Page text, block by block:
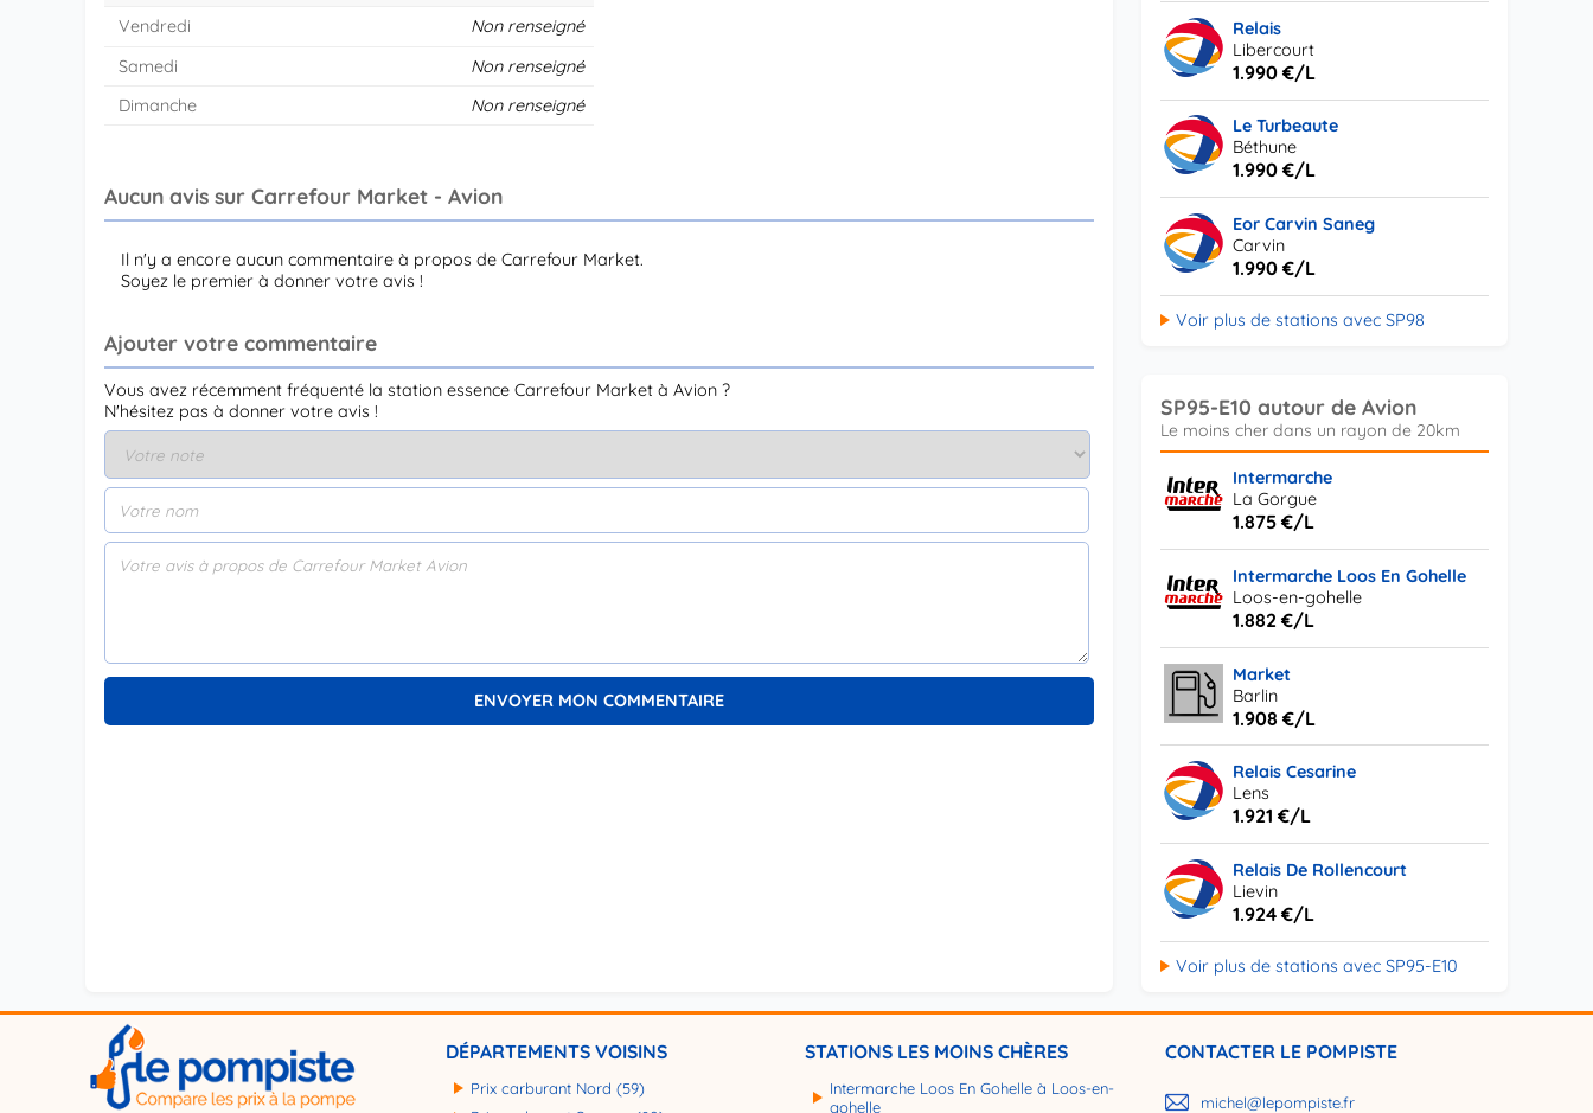
Vendredi
Non renseigné
Samedi
Non renseigné
Dimanche
Non renseigné
Aucun avis sur Carrefour Market - Avion
Il n'y a encore aucun commentaire à propos de Carrefour Market.
Soyez le premier à donner votre avis !
Ajouter votre commentaire
Vous avez récemment fréquenté la station essence Carrefour Market à Avion ?
N'hésitez pas à donner votre avis !
Relais
Libercourt
1.990 €/L
Le Turbeaute
Béthune
1.990 €/L
Eor Carvin Saneg
Carvin
1.990 €/L
Voir plus de stations avec SP98
SP95-E10 autour de Avion
Intermarche
La Gorgue
1.875 €/L
Intermarche Loos En Gohelle
Loos-en-gohelle
1.882 €/L
Market
Barlin
1.908 €/L
Relais Cesarine
Lens
1.921 €/L
Relais De Rollencourt
Lievin
1.924 €/L
Voir plus de stations avec SP95-E10
DÉPARTEMENTS VOISINS
Prix carburant Nord (59)
STATIONS LES MOINS CHÈRES
Intermarche Loos En Gohelle à Loos-en-
gohelle
CONTACTER LE POMPISTE
michel@lepompiste.fr